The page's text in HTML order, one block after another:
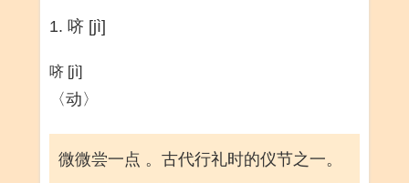
1. 哜 [jì]
哜 [jì]
〈动〉
微微尝一点 。古代行礼时的仪节之一。